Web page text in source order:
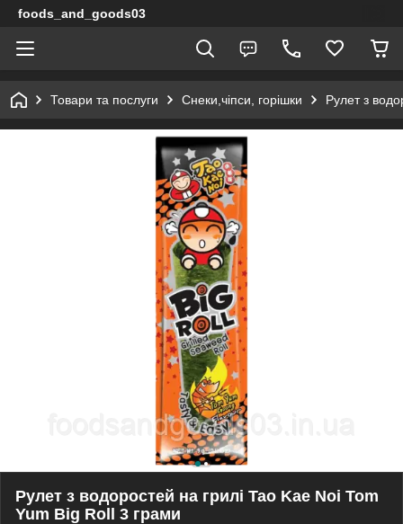
foods_and_goods03
Товари та послуги Снеки,чіпси, горішки Рулет з
Рулет з водоростей на грилі Tao Kae Noi Tom
Yum Big Roll 3 грами